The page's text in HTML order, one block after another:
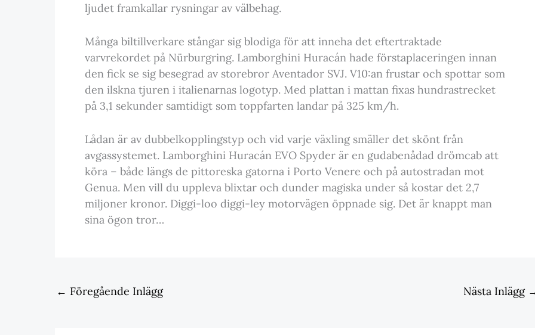
ljudet framkallar rysningar av välbehag.
Många biltillverkare stångar sig blodiga för att inneha det eftertraktade
varvrekordet på Nürburgring. Lamborghini Huracán hade förstaplaceringen innan
den fick se sig besegrad av storebror Aventador SVJ. V10:an frustar och spottar som
den ilskna tjuren i italienarnas logotyp. Med plattan i mattan fixas hundrastrecket
på 3,1 sekunder samtidigt som toppfarten landar på 325 km/h.
Lådan är av dubbelkopplingstyp och vid varje växling smäller det skönt från
avgassystemet. Lamborghini Huracán EVO Spyder är en gudabenådad drömcab att
köra – både längs de pittoreska gatorna i Porto Venere och på autostradan mot
Genua. Men vill du uppleva blixtar och dunder magiska under så kostar det 2,7
miljoner kronor. Diggi-loo diggi-ley motorvägen öppnade sig. Det är knappt man
sina ögon tror…
← Föregående Inlägg Nästa Inlägg